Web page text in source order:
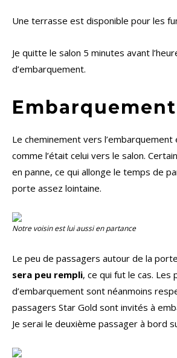
Une terrasse est disponible pour les
Je quitte le salon 5 minutes avant
d’embarquement.
Embarquement
Le cheminement vers l’embarquement
comme l’était celui vers le salon.
en panne, ce qui allonge le temps de
porte assez lointaine.
Notre voisin est lui aussi en partance
Le peu de passagers autour de la
sera peu rempli, ce qui fut le cas. Les
d’embarquement sont néanmoins
passagers Star Gold sont invités à
Je serai le deuxième passager à bord